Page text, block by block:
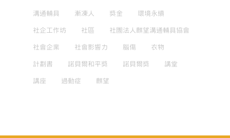
溝通輔具 漸凍人 獎金 環境永續
社企工作坊 社區 社團法人麒望溝通輔具協會
社會企業 社會影響力 腦傷 衣物
計劃書 諾貝爾和平獎 諾貝爾獎 講堂
講座 過動症 麒望